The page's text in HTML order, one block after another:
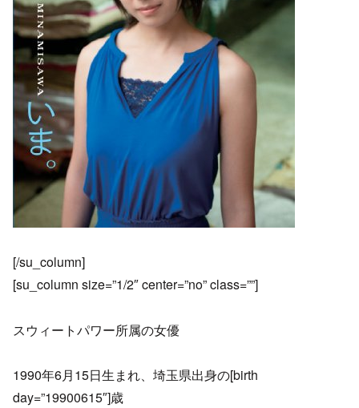
[/su_column]
[su_column size=”1/2″ center=”no” class=””]
スウィートパワー所属の女優
1990年6月15日生まれ、埼玉県出身の[birth
day=”19900615″]歳